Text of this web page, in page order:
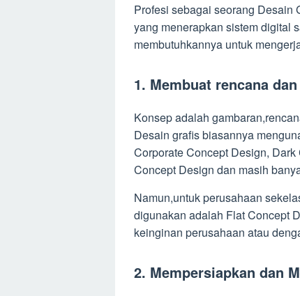
Profesi sebagai seorang Desain
yang menerapkan sistem digital
membutuhkannya untuk
1. Membuat rencana
Konsep adalah
Desain grafis biasannya
Corporate Concept Design,
Concept Design dan masih
Namun,untuk perusahaan
digunakan adalah Flat Concept
keinginan perusahaan atau
2. Mempersiapkan dan